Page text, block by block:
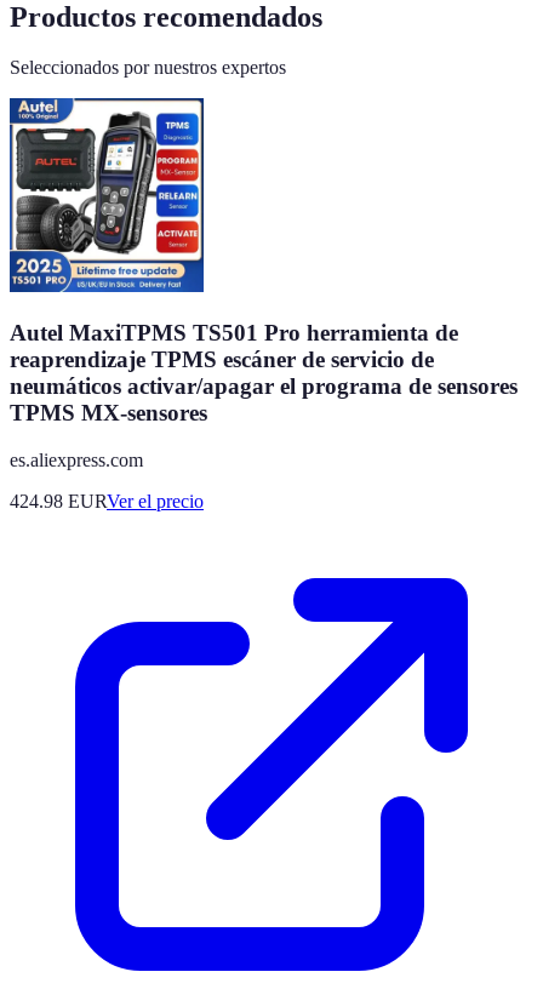
Productos recomendados
Seleccionados por nuestros expertos
Autel MaxiTPMS TS501 Pro herramienta de
reaprendizaje TPMS escáner de servicio de
neumáticos activar/apagar el programa de sensores
TPMS MX-sensores
es.aliexpress.com
424.98 EURVer el precio